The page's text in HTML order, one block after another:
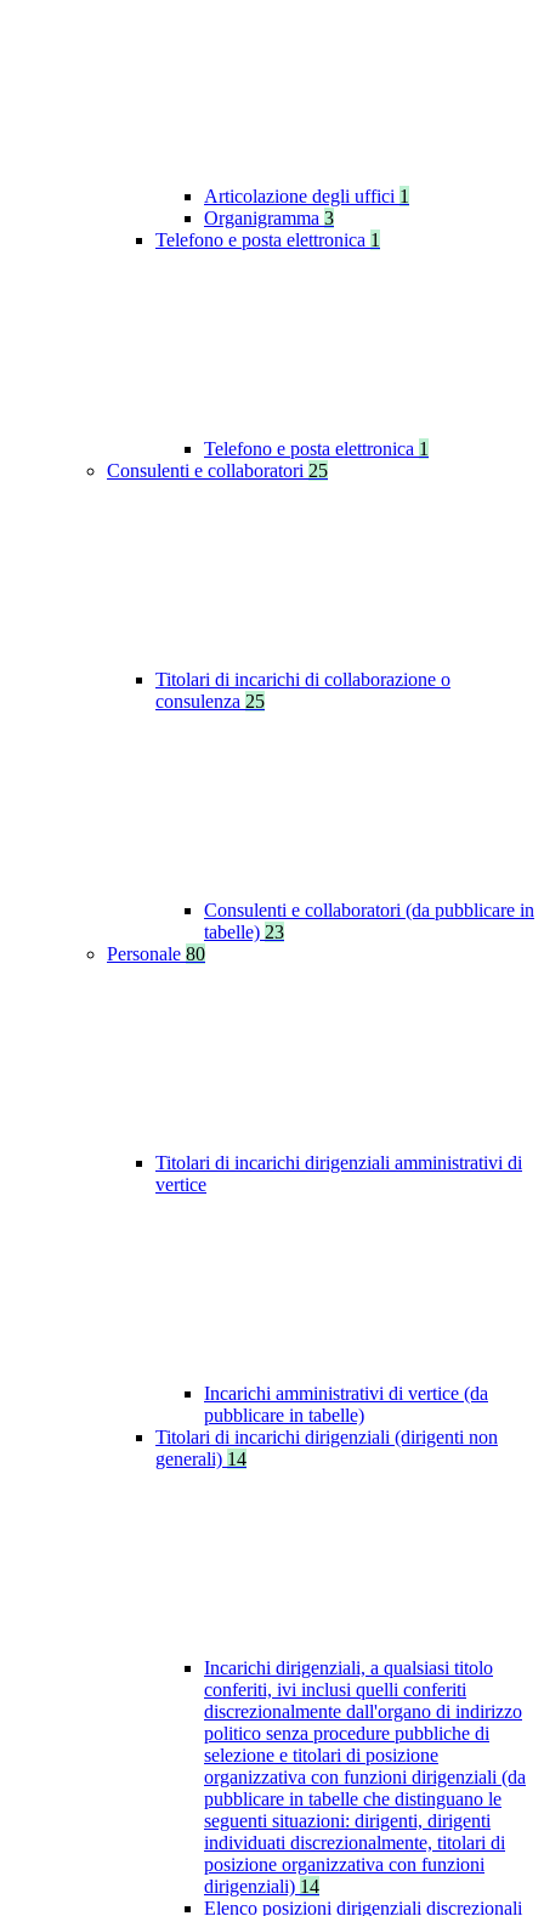
Articolazione degli uffici 1
Organigramma 3
Telefono e posta elettronica 1
Telefono e posta elettronica 1
Consulenti e collaboratori 25
Titolari di incarichi di collaborazione o
consulenza 25
Consulenti e collaboratori (da pubblicare in
tabelle) 23
Personale 80
Titolari di incarichi dirigenziali amministrativi di
vertice
Incarichi amministrativi di vertice (da
pubblicare in tabelle)
Titolari di incarichi dirigenziali (dirigenti non
generali) 14
Incarichi dirigenziali, a qualsiasi titolo
conferiti, ivi inclusi quelli conferiti
discrezionalmente dall'organo di indirizzo
politico senza procedure pubbliche di
selezione e titolari di posizione
organizzativa con funzioni dirigenziali (da
pubblicare in tabelle che distinguano le
seguenti situazioni: dirigenti, dirigenti
individuati discrezionalmente, titolari di
posizione organizzativa con funzioni
dirigenziali) 14
Elenco posizioni dirigenziali discrezionali